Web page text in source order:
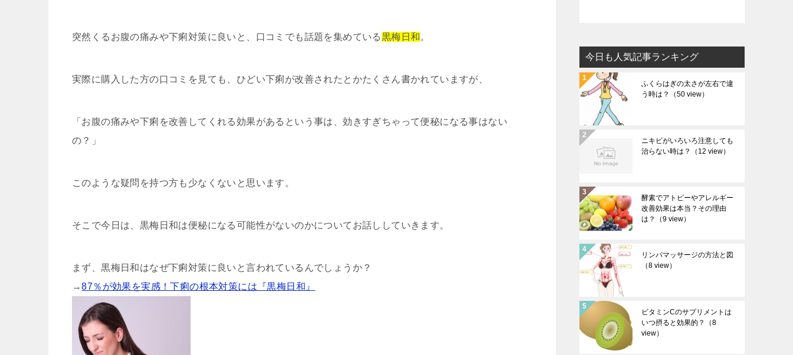
突然くるお腹の痛みや下痢対策に良いと、口コミでも話題を集めている黒梅日和。
実際に購入した方の口コミを見ても、ひどい下痢が改善されたとかたくさん書かれていますが、
「お腹の痛みや下痢を改善してくれる効果があるという事は、効きすぎちゃって便秘になる事はない
の？」
このような疑問を持つ方も少なくないと思います。
そこで今日は、黒梅日和は便秘になる可能性がないのかについてお話ししていきます。
まず、黒梅日和はなぜ下痢対策に良いと言われているんでしょうか？
→87％が効果を実感！下痢の根本対策には『黒梅日和』
今日も人気記事ランキング
ふくらはぎの太さが左右で違
う時は？
（50 view）
ニキビがいろいろ注意しても
治らない時は？
（12 view）
酵素でアトピーやアレルギー
改善効果は本当？その理由
は？
（9 view）
リンパマッサージの方法と図
（8 view）
ビタミンCのサプリメントは
いつ摂ると効果的？
（8
view）